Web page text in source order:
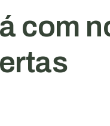
com